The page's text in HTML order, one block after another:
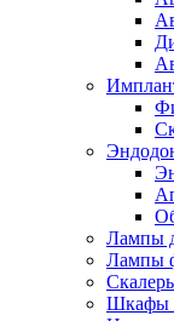
Лампы
Лампы
Шкафы